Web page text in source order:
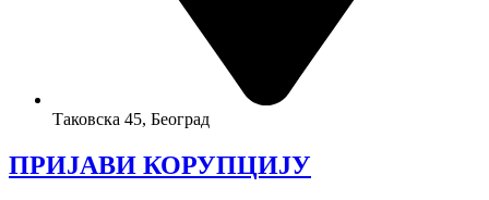
Таковска 45, Београд
ПРИЈАВИ КОРУПЦИЈУ